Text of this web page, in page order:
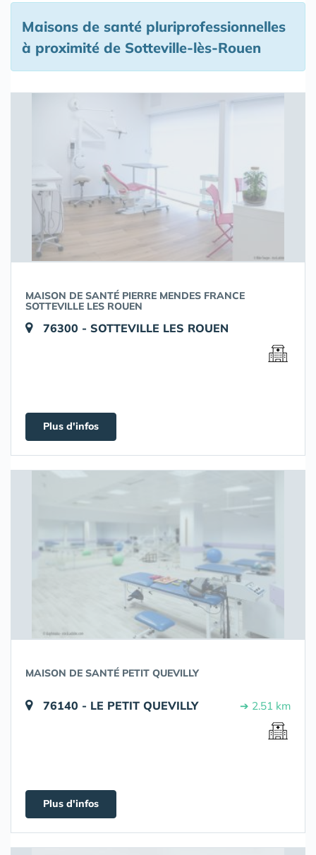
Maisons de santé pluriprofessionnelles
à proximité de Sotteville-lès-Rouen
MAISON DE SANTÉ PIERRE MENDES FRANCE
SOTTEVILLE LES ROUEN
76300 - SOTTEVILLE LES ROUEN
Plus d'infos
MAISON DE SANTÉ PETIT QUEVILLY
76140 - LE PETIT QUEVILLY ➔ 2.51 km
Plus d'infos